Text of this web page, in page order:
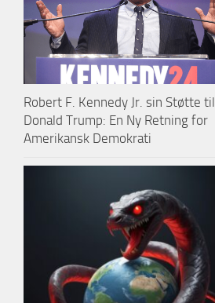
Robert F. Kennedy Jr. sin Støtte til
Donald Trump: En Ny Retning for
Amerikansk Demokrati